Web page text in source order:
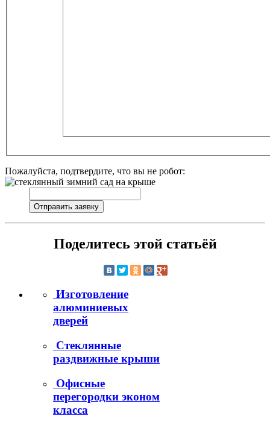
Пожалуйста, подтвердите, что вы не робот:
Поделитесь этой статьёй
Изготовление
алюминиевых
дверей
Стеклянные
раздвижные крыши
Офисные
перегородки эконом
класса